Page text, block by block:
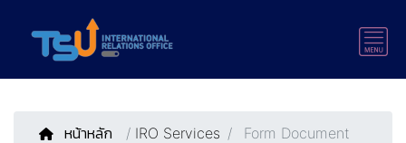
หน้าหลัก / IRO Services Form Document